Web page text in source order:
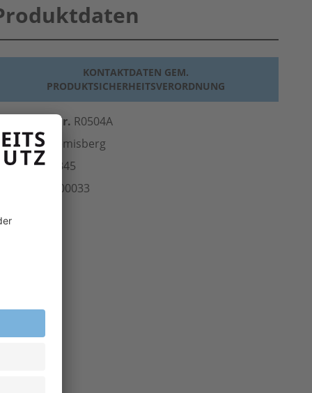
KONTAKTDATEN GEM.
PRODUKTSICHERHEITSVERORDNUNG
Herst.-Art.-Nr. R0504A
Remisberg
EN 20345
206.00033